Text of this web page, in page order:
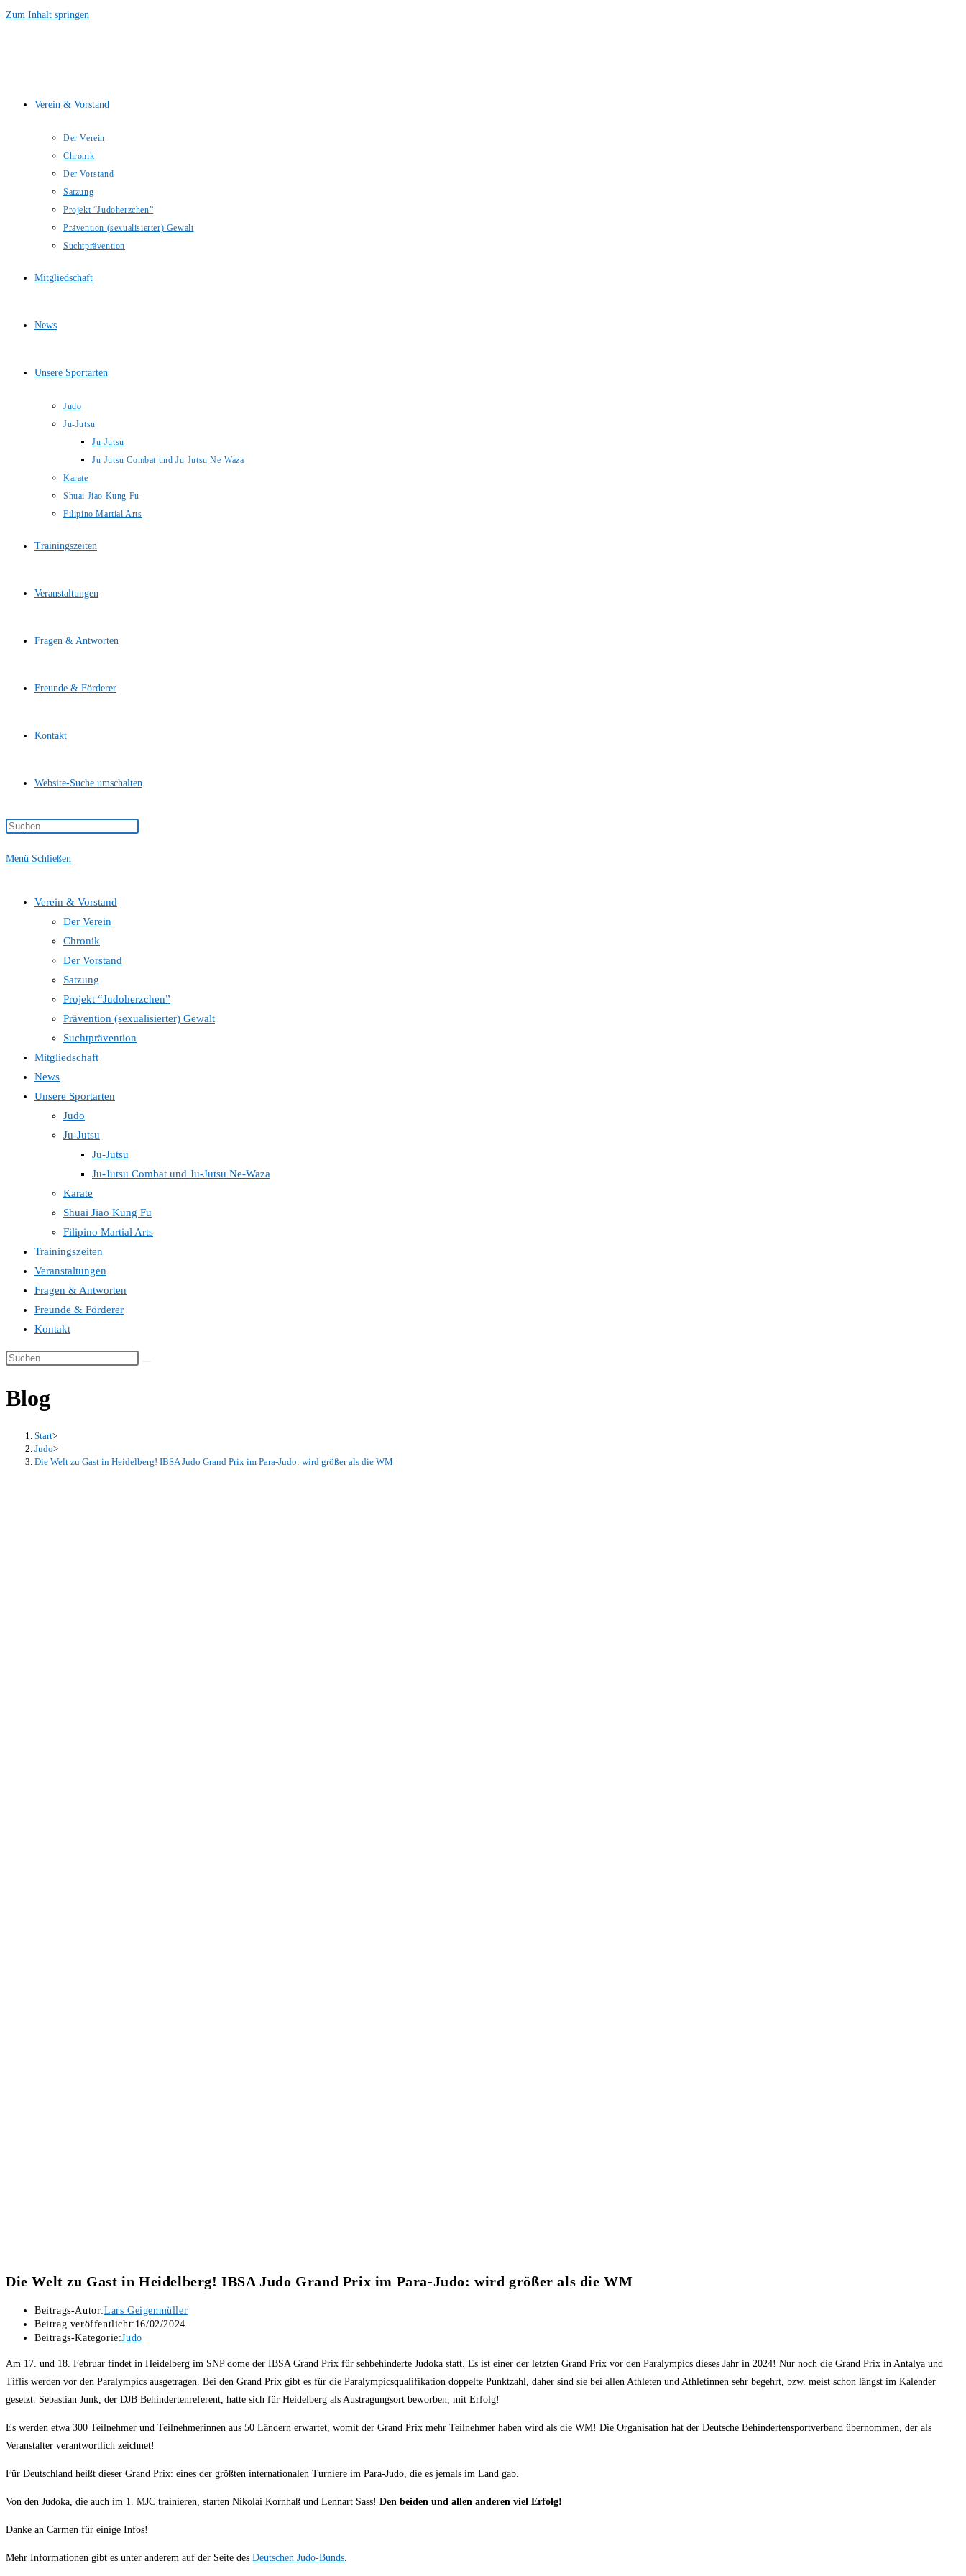
Zum Inhalt springen
Verein & Vorstand
Der Verein
Chronik
Der Vorstand
Satzung
Projekt “Judoherzchen”
Prävention (sexualisierter) Gewalt
Suchtprävention
Mitgliedschaft
News
Unsere Sportarten
Judo
Ju-Jutsu
Ju-Jutsu
Ju-Jutsu Combat und Ju-Jutsu Ne-Waza
Karate
Shuai Jiao Kung Fu
Filipino Martial Arts
Trainingszeiten
Veranstaltungen
Fragen & Antworten
Freunde & Förderer
Kontakt
Website-Suche umschalten
Menü Schließen
Verein & Vorstand
Der Verein
Chronik
Der Vorstand
Satzung
Projekt “Judoherzchen”
Prävention (sexualisierter) Gewalt
Suchtprävention
Mitgliedschaft
News
Unsere Sportarten
Judo
Ju-Jutsu
Ju-Jutsu
Ju-Jutsu Combat und Ju-Jutsu Ne-Waza
Karate
Shuai Jiao Kung Fu
Filipino Martial Arts
Trainingszeiten
Veranstaltungen
Fragen & Antworten
Freunde & Förderer
Kontakt
Blog
Start>
Judo>
Die Welt zu Gast in Heidelberg! IBSA Judo Grand Prix im Para-Judo: wird größer als die WM
Die Welt zu Gast in Heidelberg! IBSA Judo Grand Prix im Para-Judo: wird größer als die WM
Beitrags-Autor:Lars Geigenmüller
Beitrag veröffentlicht: 16/02/2024
Beitrags-Kategorie:Judo
Am 17. und 18. Februar findet in Heidelberg im SNP dome der IBSA Grand Prix für sehbehinderte Judoka statt. Es ist einer der letzten Grand Prix vor den Paralympics dieses Jahr in 2024! Nur noch die Grand Prix in Antalya und
Tiflis werden vor den Paralympics ausgetragen. Bei den Grand Prix gibt es für die Paralympicsqualifikation doppelte Punktzahl, daher sind sie bei allen Athleten und Athletinnen sehr begehrt, bzw. meist schon längst im Kalender
gesetzt. Sebastian Junk, der DJB Behindertenreferent, hatte sich für Heidelberg als Austragungsort beworben, mit Erfolg!
Es werden etwa 300 Teilnehmer und Teilnehmerinnen aus 50 Ländern erwartet, womit der Grand Prix mehr Teilnehmer haben wird als die WM! Die Organisation hat der Deutsche Behindertensportverband übernommen, der als
Veranstalter verantwortlich zeichnet!
Für Deutschland heißt dieser Grand Prix: eines der größten internationalen Turniere im Para-Judo, die es jemals im Land gab.
Von den Judoka, die auch im 1. MJC trainieren, starten Nikolai Kornhaß und Lennart Sass! Den beiden und allen anderen viel Erfolg!
Danke an Carmen für einige Infos!
Mehr Informationen gibt es unter anderem auf der Seite des Deutschen Judo-Bunds.